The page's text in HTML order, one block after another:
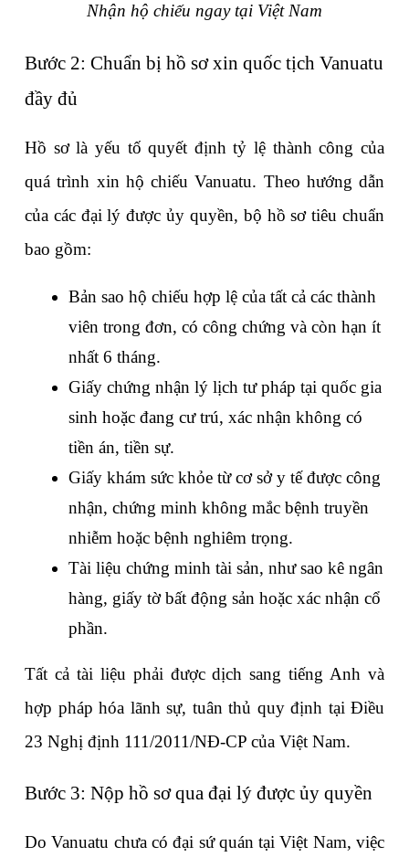
Nhận hộ chiếu ngay tại Việt Nam
Bước 2: Chuẩn bị hồ sơ xin quốc tịch Vanuatu
đầy đủ
Hồ sơ là yếu tố quyết định tỷ lệ thành công của
quá trình xin hộ chiếu Vanuatu. Theo hướng dẫn
của các đại lý được ủy quyền, bộ hồ sơ tiêu chuẩn
bao gồm:
Bản sao hộ chiếu hợp lệ của tất cả các thành
viên trong đơn, có công chứng và còn hạn ít
nhất 6 tháng.
Giấy chứng nhận lý lịch tư pháp tại quốc gia
sinh hoặc đang cư trú, xác nhận không có
tiền án, tiền sự.
Giấy khám sức khỏe từ cơ sở y tế được công
nhận, chứng minh không mắc bệnh truyền
nhiễm hoặc bệnh nghiêm trọng.
Tài liệu chứng minh tài sản, như sao kê ngân
hàng, giấy tờ bất động sản hoặc xác nhận cổ
phần.
Tất cả tài liệu phải được dịch sang tiếng Anh và
hợp pháp hóa lãnh sự, tuân thủ quy định tại Điều
23 Nghị định 111/2011/NĐ-CP của Việt Nam.
Bước 3: Nộp hồ sơ qua đại lý được ủy quyền
Do Vanuatu chưa có đại sứ quán tại Việt Nam, việc